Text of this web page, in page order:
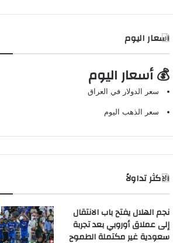
اسعار اليوم
💰 أسعار اليوم
سعر الدولار في العراق
سعر الذهب اليوم
الاكثر تداولاً
نجم الهلال يفتح باب الانتقال
إلى عملاق أوروبي بعد تجربة
سعودية غير مكتملة الطموح